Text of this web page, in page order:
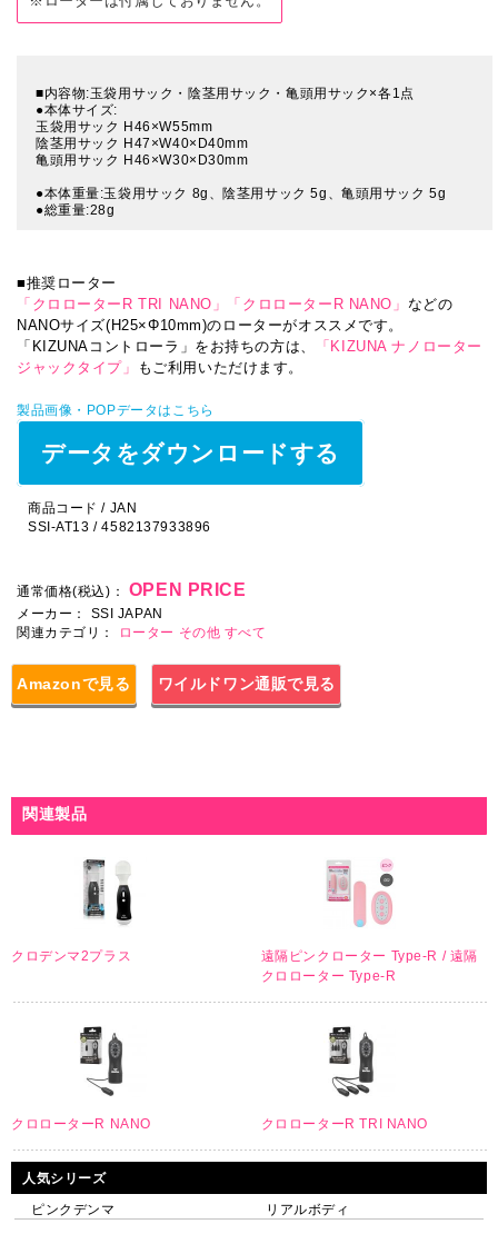
人気シリーズ
ピンクデンマ リアルボディ
■内容物:玉袋用サック・陰茎用サック・亀頭用サック×各1点
●本体サイズ:
玉袋用サック H46×W55mm
陰茎用サック H47×W40×D40mm
亀頭用サック H46×W30×D30mm
●本体重量:玉袋用サック 8g、陰茎用サック 5g、亀頭用サック 5g
●総重量:28g
■推奨ローター
「クロローターR TRI NANO」
「クロローターR NANO」 などの
NANOサイズ(H25×Φ10mm)のローターがオススメです。
「KIZUNAコントローラ」をお持ちの方は、
「KIZUNA ナノローター
ジャックタイプ」
もご利用いただけます。
製品画像・POPデータはこちら
データをダウンロードする
商品コード / JAN
SSI-AT13 / 4582137933896
通常価格(税込)： OPEN PRICE
メーカー：
SSI JAPAN
関連カテゴリ：
ローター その他 すべて
Amazonで見る ワイルドワン通販で見る
関連製品
クロデンマ2プラス
遠隔ピンクローター Type-R / 遠隔
クロローター Type-R
クロローターR NANO クロローターR TRI NANO